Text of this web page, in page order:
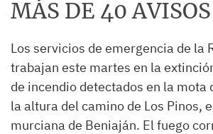
MÁS DE 40
Los servicios de emergencia de la
trabajan este martes en la
de incendio detectados en la mota
la altura del camino de Los Pinos,
murciana de Beniaján. El fuego